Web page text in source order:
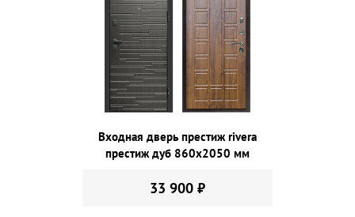
Входная дверь престиж rivera
престиж дуб 860х2050 мм
33 900 ₽